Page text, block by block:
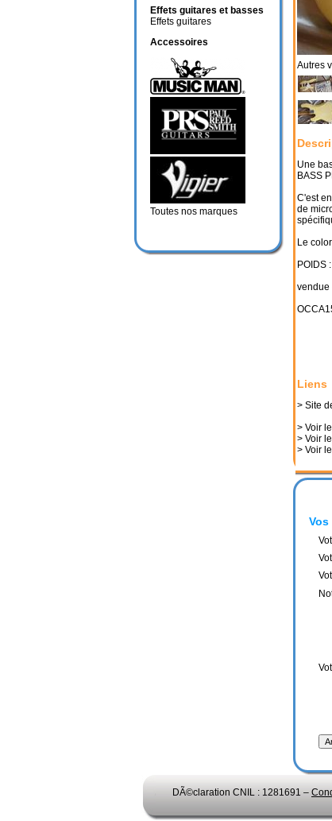
Une
BASS
C'est
de
Le
POIDS
vendue
Liens
> Site
> Voir
> Voir
> Voir
Vos
Effets guitares et basses
Effets guitares
Accessoires
Toutes nos marques
DÃ©claration CNIL : 1281691 –